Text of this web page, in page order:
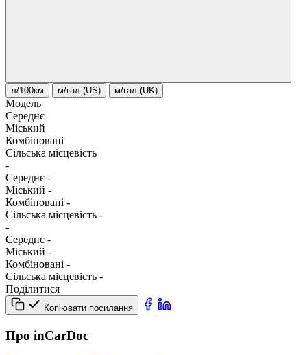
л/100км м/гал.(US) м/гал.(UK)
Модель
Середнє
Міський
Комбіновані
Сільська місцевість
-
Середнє -
Міський -
Комбіновані -
Сільська місцевість -
-
Середнє -
Міський -
Комбіновані -
Сільська місцевість -
Поділитися
Копіювати посилання
Про inCarDoc